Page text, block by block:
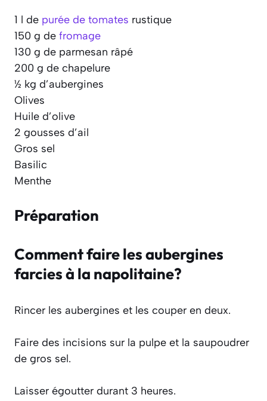
1 l de purée de tomates rustique
150 g de fromage
130 g de parmesan râpé
200 g de chapelure
½ kg d’aubergines
Olives
Huile d’olive
2 gousses d’ail
Gros sel
Basilic
Menthe
Préparation
Comment faire les aubergines
farcies à la napolitaine?
Rincer les aubergines et les couper en deux.
Faire des incisions sur la pulpe et la saupoudrer
de gros sel.
Laisser égoutter durant 3 heures.